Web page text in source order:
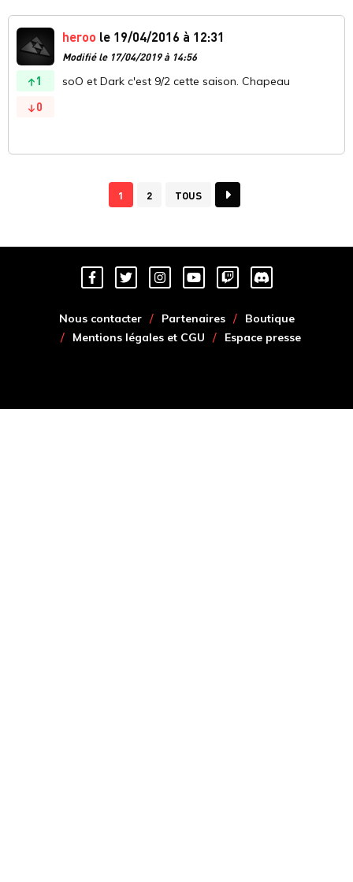
1
0
heroo le 19/04/2016 à 12:31
Modifié le 17/04/2019 à 14:56
soO et Dark c'est 9/2 cette saison. Chapeau
1 2 TOUS
Nous contacter Partenaires
Boutique
Mentions légales et CGU
Espace presse